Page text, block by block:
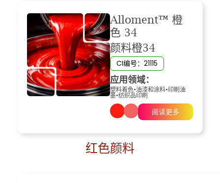
Alloment™ 橙
色 34
颜料橙34
CI编号：21115
应用领域：
塑料着色•油漆和涂料•印刷油
墨•纺织品印刷
阅读更多
红色颜料